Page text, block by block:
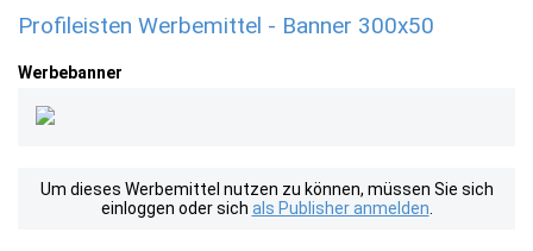
Profileisten Werbemittel - Banner 300x50
Werbebanner
Um dieses Werbemittel nutzen zu können, müssen Sie sich
einloggen oder sich als Publisher anmelden